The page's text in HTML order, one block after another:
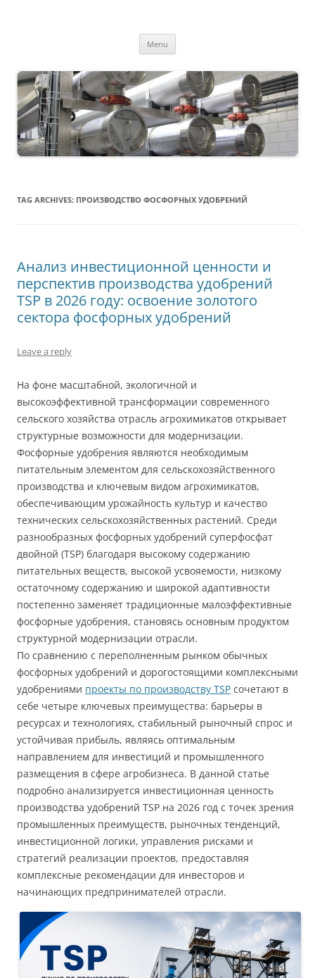
Menu
TAG ARCHIVES: ПРОИЗВОДСТВО ФОСФОРНЫХ УДОБРЕНИЙ
Анализ инвестиционной ценности и
перспектив производства удобрений
TSP в 2026 году: освоение золотого
сектора фосфорных удобрений
Leave a reply
На фоне масштабной, экологичной и
высокоэффективной трансформации современного
сельского хозяйства отрасль агрохимикатов открывает
структурные возможности для модернизации.
Фосфорные удобрения являются необходимым
питательным элементом для сельскохозяйственного
производства и ключевым видом агрохимикатов,
обеспечивающим урожайность культур и качество
технических сельскохозяйственных растений. Среди
разнообразных фосфорных удобрений суперфосфат
двойной (TSP) благодаря высокому содержанию
питательных веществ, высокой усвояемости, низкому
остаточному содержанию и широкой адаптивности
постепенно заменяет традиционные малоэффективные
фосфорные удобрения, становясь основным продуктом
структурной модернизации отрасли.
По сравнению с переполненным рынком обычных
фосфорных удобрений и дорогостоящими комплексными
удобрениями проекты по производству TSP сочетают в
себе четыре ключевых преимущества: барьеры в
ресурсах и технологиях, стабильный рыночный спрос и
устойчивая прибыль, являясь оптимальным
направлением для инвестиций и промышленного
размещения в сфере агробизнеса. В данной статье
подробно анализируется инвестиционная ценность
производства удобрений TSP на 2026 год с точек зрения
промышленных преимуществ, рыночных тенденций,
инвестиционной логики, управления рисками и
стратегий реализации проектов, предоставляя
комплексные рекомендации для инвесторов и
начинающих предпринимателей отрасли.